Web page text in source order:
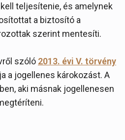
teljesítenie, és amelynek
a biztosító a
szerint mentesíti.
szóló 2013. évi V. törvény
a jogellenes károkozást. A
aki másnak jogellenesen